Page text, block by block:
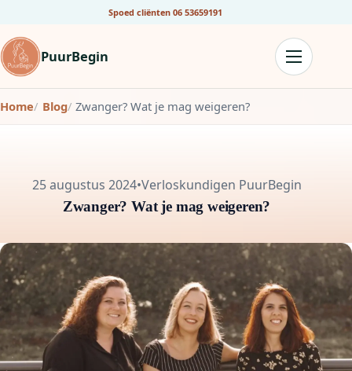
Spoed cliënten 06 53659191
PuurBegin
Home Blog Zwanger? Wat je mag weigeren?
25 augustus 2024•Verloskundigen PuurBegin
Zwanger? Wat je mag weigeren?